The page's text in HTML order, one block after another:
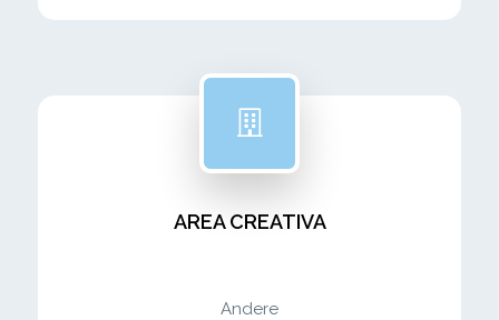
AREA CREATIVA
Andere